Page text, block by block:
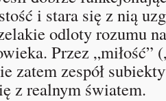
i stara się z nią
odloty rozumu
Przez „miłość”
zatem zespół
z realnym światem.